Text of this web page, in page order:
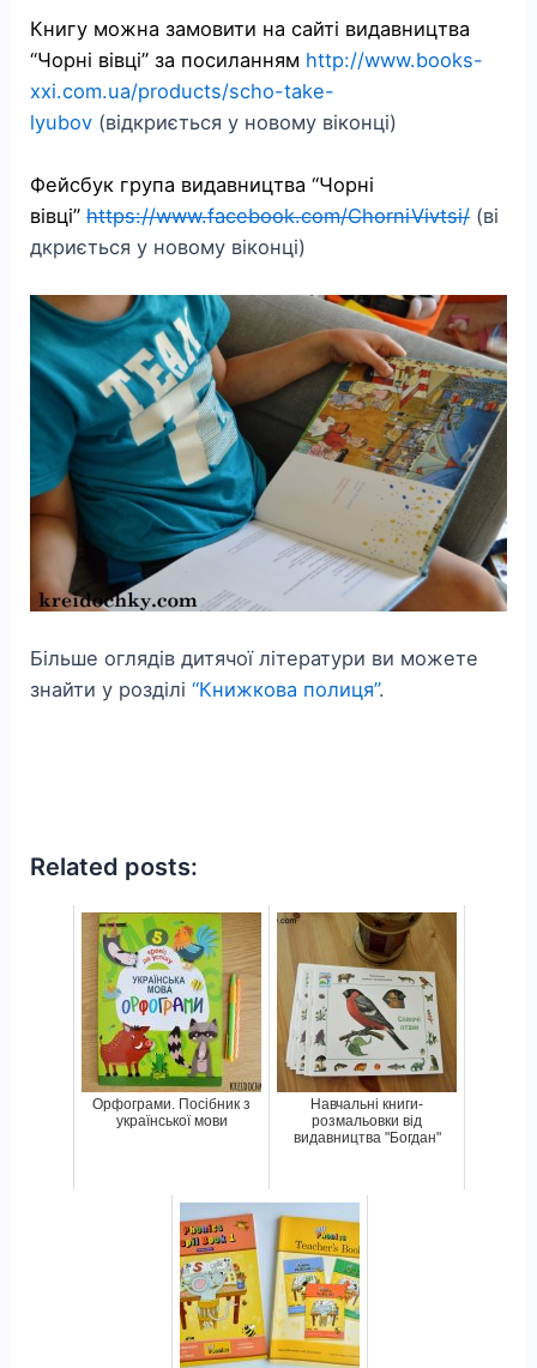
Книгу можна замовити на сайті видавництва
“Чорні вівці” за посиланням http://www.books-
xxi.com.ua/products/scho-take-
lyubov (відкриється у новому віконці)
Фейсбук група видавництва “Чорні
вівці” https://www.facebook.com/ChorniVivtsi/(ві
дкриється у новому віконці)
Більше оглядів дитячої літератури ви можете
знайти у розділі“Книжкова полиця”.
Related posts:
Орфограми. Посібник з
української мови
Навчальні книги-
розмальовки від
видавництва "Богдан"